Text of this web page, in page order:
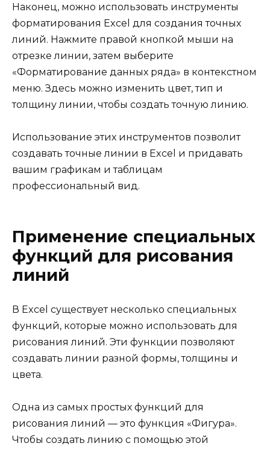
Наконец, можно использовать инструменты
форматирования Excel для создания точных
линий. Нажмите правой кнопкой мыши на
отрезке линии, затем выберите
«Форматирование данных ряда» в контекстном
меню. Здесь можно изменить цвет, тип и
толщину линии, чтобы создать точную линию.
Использование этих инструментов позволит
создавать точные линии в Excel и придавать
вашим графикам и таблицам
профессиональный вид.
Применение специальных
функций для рисования
линий
В Excel существует несколько специальных
функций, которые можно использовать для
рисования линий. Эти функции позволяют
создавать линии разной формы, толщины и
цвета.
Одна из самых простых функций для
рисования линий — это функция «Фигура».
Чтобы создать линию с помощью этой